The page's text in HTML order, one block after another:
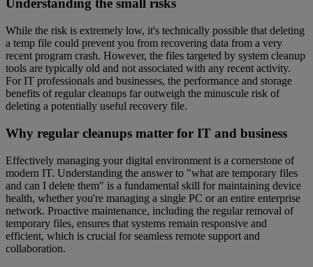
Understanding the small risks
While the risk is extremely low, it's technically possible that deleting
a temp file could prevent you from recovering data from a very
recent program crash. However, the files targeted by system cleanup
tools are typically old and not associated with any recent activity.
For IT professionals and businesses, the performance and storage
benefits of regular cleanups far outweigh the minuscule risk of
deleting a potentially useful recovery file.
Why regular cleanups matter for IT and business
Effectively managing your digital environment is a cornerstone of
modern IT. Understanding the answer to "what are temporary files
and can I delete them" is a fundamental skill for maintaining device
health, whether you're managing a single PC or an entire enterprise
network. Proactive maintenance, including the regular removal of
temporary files, ensures that systems remain responsive and
efficient, which is crucial for seamless remote support and
collaboration.